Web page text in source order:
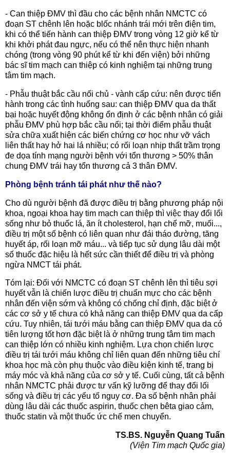
- Can thiệp ĐMV thì đầu cho các bệnh nhân NMCTC có
đoạn ST chênh lên hoặc blốc nhánh trái mới trên điện tim,
khi có thể tiến hành can thiệp ĐMV trong vòng 12 giờ kể từ
khi khởi phát đau ngực, nếu có thể nên thực hiện nhanh
chóng (trong vòng 90 phút kể từ khi đến viện) bởi những
bác sĩ tim mạch can thiệp có kinh nghiệm tại những trung
tâm tim mạch.
- Phẫu thuật bắc cầu nối chủ - vành cấp cứu: nên được tiến
hành trong các tình huống sau: can thiệp ĐMV qua da thất
bại hoặc huyết động không ổn định ở các bệnh nhân có giải
phẫu ĐMV phù hợp bắc cầu nối; tại thời điểm phẫu thuật
sửa chữa xuất hiện các biến chứng cơ học như vỡ vách
liên thất hay hở hai lá nhiều; có rối loạn nhịp thất trầm trọng
đe dọa tính mạng người bệnh với tổn thương > 50% thân
chung ĐMV trái hay tổn thương cả 3 thân ĐMV.
Phòng bệnh tránh tái phát như thế nào?
Cho dù người bệnh đã được điều trị bằng phương pháp nội
khoa, ngoại khoa hay tim mạch can thiệp thì việc thay đổi lối
sống như bỏ thuốc lá, ăn ít cholesterol, hạn chế mỡ, muối...,
điều trị một số bệnh có liên quan như đái tháo đường, tăng
huyết áp, rối loạn mỡ máu... và tiếp tục sử dụng lâu dài một
số thuốc đặc hiệu là hết sức cần thiết để điều trị và phòng
ngừa NMCT tái phát.
Tóm lại: Đối với NMCTC có đoạn ST chênh lên thì tiêu sợi
huyết vẫn là chiến lược điều trị chuẩn mực cho các bệnh
nhân đến viện sớm và không có chống chỉ định, đặc biệt ở
các cơ sở y tế chưa có khả năng can thiệp ĐMV qua da cấp
cứu. Tuy nhiên, tái tưới máu bằng can thiệp ĐMV qua da có
tiên lượng tốt hơn đặc biệt là ở những trung tâm tim mạch
can thiệp lớn có nhiều kinh nghiệm. Lựa chọn chiến lược
điều trị tái tưới máu không chỉ liên quan đến những tiêu chí
khoa học mà còn phụ thuộc vào điều kiện kinh tế, trang bị
máy móc và khả năng của cơ sở y tế. Cuối cùng, tất cả bệnh
nhân NMCTC phải được tư vấn kỹ lưỡng để thay đổi lối
sống và điều trị các yếu tố nguy cơ. Đa số bệnh nhân phải
dùng lâu dài các thuốc aspirin, thuốc chẹn bêta giao cảm,
thuốc statin và một thuốc ức chế men chuyển.
TS.BS. Nguyễn Quang Tuấn
(Viện Tim mạch Quốc gia)